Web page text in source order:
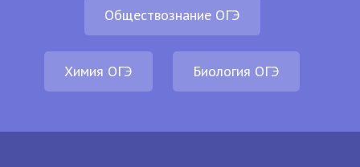
Обществознание ОГЭ
Химия ОГЭ Биология ОГЭ